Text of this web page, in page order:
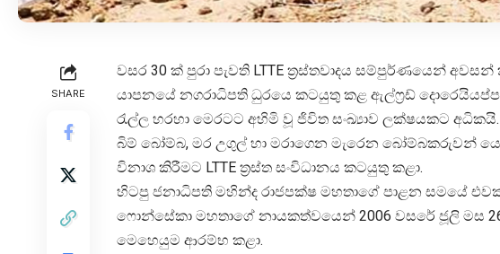
SHARE
වසර 30 ක් පුරා පැවති LTTE ත්‍රස්තවාදය සම්පුර්ණයෙන්
යාපනයේ නගරාධිපති ධුරයෙ කටයුතු කළ ඇල්ෆ්‍රඩ්
රැල්ල හරහා මෙරටට අහිමි වූ ජිවිත සංඛ්‍යාව ලක්ෂයකට අධිකයි.
බිම් බෝම්බ, මර උගුල් හා මරාගෙන මැරෙන බෝම්බකරුවන්
විනාශ කිරීමට LTTE ත්‍රස්ත සංවිධානය කටයුතු කළා.
හිටපු ජනාධිපති මහින්ද රාජපක්ෂ මහතාගේ පාළන සමයේ
ෆොන්සේකා මහතාගේ නායකත්වයෙන් 2006 වසරේ ජූලි මස
මෙහෙයුම ආරම්භ කළා.